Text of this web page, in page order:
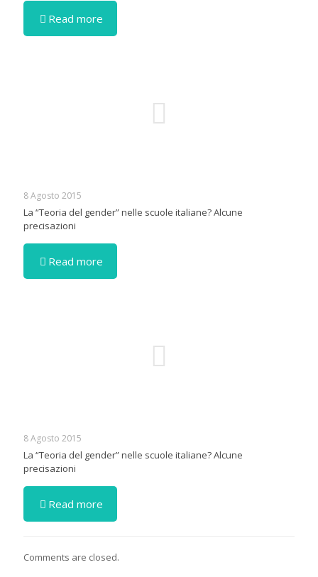
Read more
8 Agosto 2015
La “Teoria del gender” nelle scuole italiane? Alcune
precisazioni
Read more
8 Agosto 2015
La “Teoria del gender” nelle scuole italiane? Alcune
precisazioni
Read more
Comments are closed.